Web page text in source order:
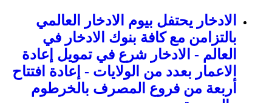
الادخار يحتفل بيوم الادخار العالمي
بالتزامن مع كافة بنوك الادخار في
العالم - الادخار شرع في تمويل إعادة
الاعمار بعدد من الولايات - إعادة افتتاح
أربعة من فروع المصرف بالخرطوم